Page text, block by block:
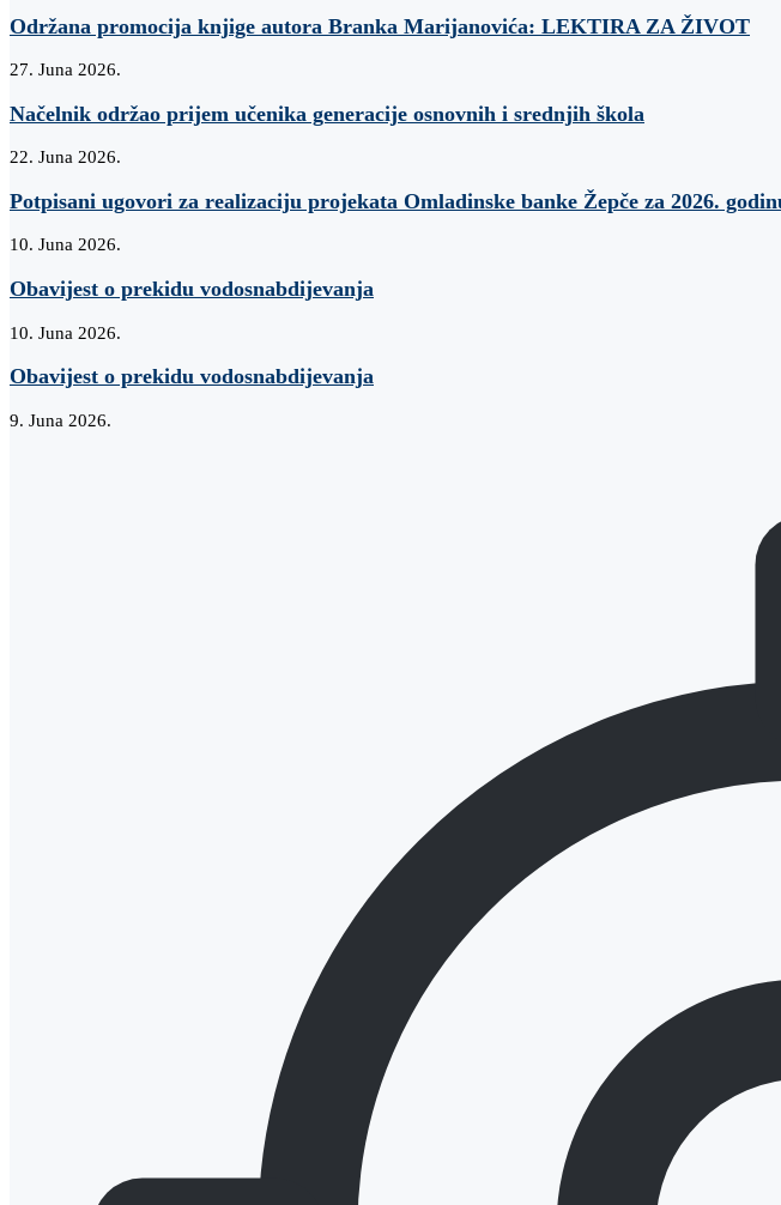
Održana promocija knjige autora Branka Marijanovića: LEKTIRA ZA ŽIVOT
27. Juna 2026.
Načelnik održao prijem učenika generacije osnovnih i srednjih škola
22. Juna 2026.
Potpisani ugovori za realizaciju projekata Omladinske banke Žepče za 2026.
10. Juna 2026.
Obavijest o prekidu vodosnabdijevanja
10. Juna 2026.
Obavijest o prekidu vodosnabdijevanja
9. Juna 2026.